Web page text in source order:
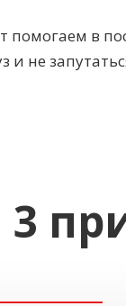
помогаем в
и не
3